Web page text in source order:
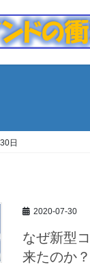
日
2020-07-30
なぜ新型
来たのか